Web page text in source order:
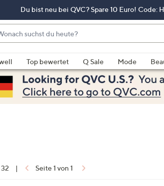
Du bist neu bei QVC? Spare 10 Euro! Code:
Top bewertet Q Sale Mode
| Seite 1 von 1